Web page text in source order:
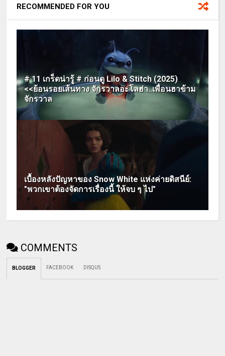
RECOMMENDED FOR YOU
# 11 เกร็ดน่ารู้ # ก่อนดู Lilo & Stitch (2025)
<<ย้อนรอยเส้นทาง จักรวาลอะโลฮ่า..เพื่อนฮาข้าม
จักรวาล
เบื้องหลังปัญหาของ Snow White แห่งค่ายดิสนีย์:
"พวกเขาต้องจัดการเรื่องนี้ ให้จบ ๆ ไป"
COMMENTS
BLOGGER FACEBOOK DISQUS